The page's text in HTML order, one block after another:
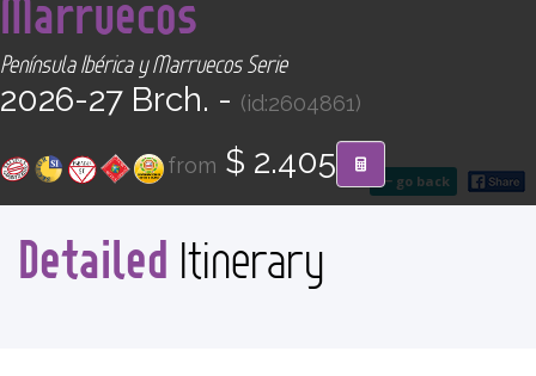
go back
Marruecos
Península Ibérica y Marruecos Serie
2026-27 Brch. - (id:2604861)
from $ 2.405
Detailed Itinerary